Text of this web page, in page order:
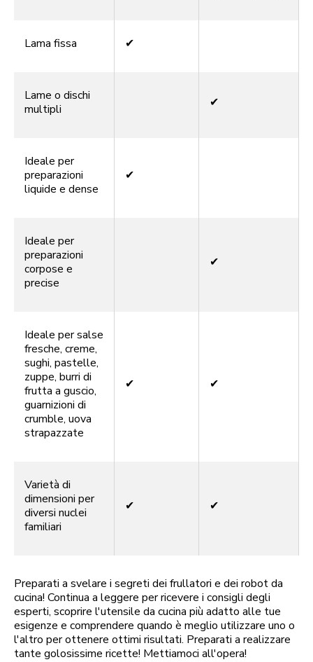
Lama fissa ✔
Lame o dischi
multipli
✔
Ideale per
preparazioni
liquide e dense
✔
Ideale per
preparazioni
corpose e
precise
✔
Ideale per salse
fresche, creme,
sughi, pastelle,
zuppe, burri di
frutta a guscio,
guarnizioni di
crumble, uova
strapazzate
✔ ✔
Varietà di
dimensioni per
diversi nuclei
familiari
✔ ✔
Preparati a svelare i segreti dei frullatori e dei robot da
cucina! Continua a leggere per ricevere i consigli degli
esperti, scoprire l'utensile da cucina più adatto alle tue
esigenze e comprendere quando è meglio utilizzare uno o
l'altro per ottenere ottimi risultati. Preparati a realizzare
tante golosissime ricette! Mettiamoci all'opera!